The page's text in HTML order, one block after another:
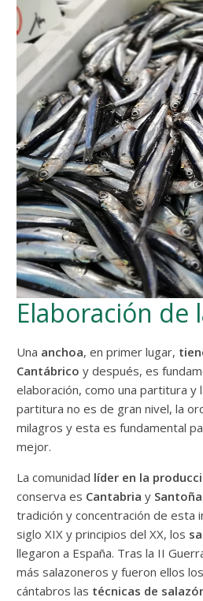
Elaboración de
Una anchoa, en primer lugar,
Cantábrico y después, es
elaboración, como una partitura y
partitura no es de gran nivel, la
milagros y esta es fundamental
mejor.
La comunidad líder en la
conserva es Cantabria y Santoña
tradición y concentración de esta
siglo XIX y principios del XX, los
llegaron a España. Tras la II
más salazoneros y fueron ellos
cántabros las técnicas de